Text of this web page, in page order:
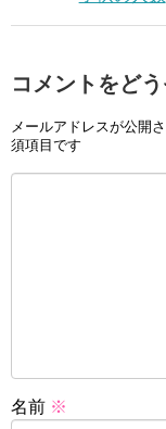
コメントをど
メールアドレスが公開
須項目です
名前 ※